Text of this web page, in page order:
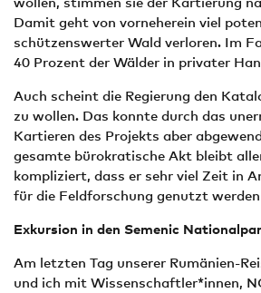
Damit geht von vorneherein viel
schützenswerter Wald verloren. Im
40 Prozent der Wälder in privater
Auch scheint die Regierung den
zu wollen. Das konnte durch das
Kartieren des Projekts aber
gesamte bürokratische Akt bleibt
kompliziert, dass er sehr viel Zeit in
für die Feldforschung genutzt
Exkursion in den Semenic
Am letzten Tag unserer Rumänien-
und ich mit Wissenschaftler*innen,